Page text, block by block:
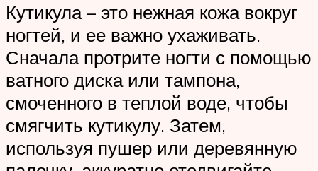
Кутикула – это нежная кожа вокруг
ногтей, и ее важно ухаживать.
Сначала протрите ногти с помощью
ватного диска или тампона,
смоченного в теплой воде, чтобы
смягчить кутикулу. Затем,
используя пушер или деревянную